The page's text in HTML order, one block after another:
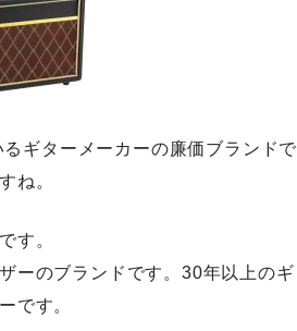
ギターメーカーの廉価ブランドで
ね。
す。
ーのブランドです。30年以上のギ
です。